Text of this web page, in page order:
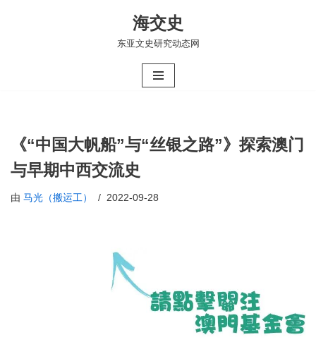
海交史
东亚文史研究动态网
《“中国大帆船”与“丝银之路”》探索澳门
与早期中西交流史
由 马光（搬运工） 2022-09-28